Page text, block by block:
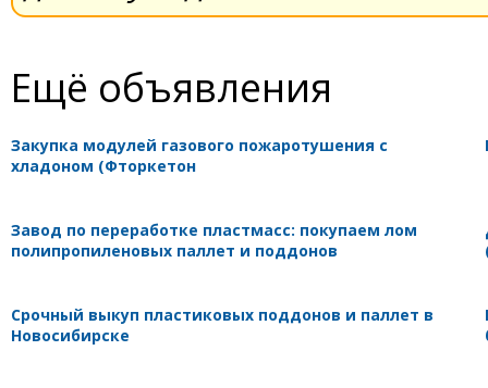
Ещё объявления
Закупка модулей газового пожаротушения с
хладоном (Фторкетон
Завод по переработке пластмасс: покупаем лом
полипропиленовых паллет и поддонов
Срочный выкуп пластиковых поддонов и паллет в
Новосибирске